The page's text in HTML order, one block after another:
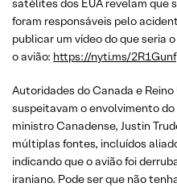
satélites dos EUA revelam que
foram responsáveis pelo
publicar um vídeo do que seria
o avião: https://nyti.ms/2R1Gunf
Autoridades do Canada e
suspeitavam o envolvimento
ministro Canadense, Justin
múltiplas fontes, incluídos
indicando que o avião foi
iraniano. Pode ser que não